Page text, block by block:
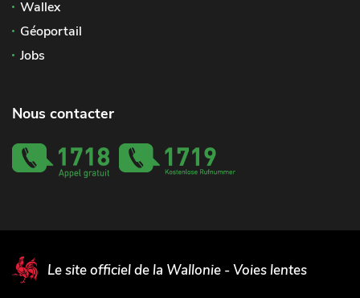
Wallex
Géoportail
Jobs
Nous contacter
Le site officiel de la Wallonie - Voies lentes